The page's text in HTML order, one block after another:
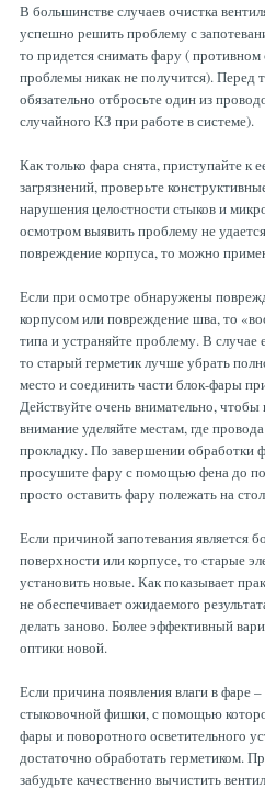
В большинстве случаев очистка
успешно решить проблему с
то придется снимать фару (
проблемы никак не получится). Перед
обязательно отбросьте один из
случайного КЗ при работе в системе).
Как только фара снята, приступайте к
загрязнений, проверьте
нарушения целостности стыков и
осмотром выявить проблему не
повреждение корпуса, то можно
Если при осмотре обнаружены
корпусом или повреждение шва, то
типа и устраняйте проблему. В
то старый герметик лучше убрать
место и соединить части блок-фары
Действуйте очень внимательно,
внимание уделяйте местам, где
прокладку. По завершении обработки
просушите фару с помощью фена до
просто оставить фару полежать на
Если причиной запотевания является
поверхности или корпусе, то старые
установить новые. Как показывает
не обеспечивает ожидаемого
делать заново. Более эффективный
оптики новой.
Если причина появления влаги в фаре
стыковочной фишки, с помощью
фары и поворотного осветительного
достаточно обработать герметиком.
забудьте качественно вычистить